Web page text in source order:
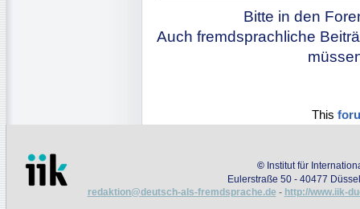
Bitte in den
Auch fremdsprachliche
This
© Institut für
Eulerstraße 50 - 40477
redaktion@deutsch-als-fremdsprache.de - http://www.iik-